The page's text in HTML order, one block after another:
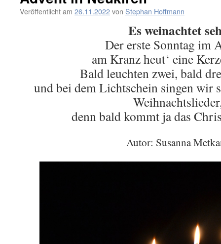
Veröffentlicht am 26.11.2022von Stephan Hoffmann
Es weinachtet
Der erste Sonntag im
am Kranz heut‘ eine
Bald leuchten zwei, bald
und bei dem Lichtschein singen wir
denn bald kommt ja das
Autor: Susanna